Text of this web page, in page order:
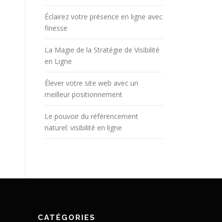
Éclairez votre présence en ligne avec
finesse
La Magie de la Stratégie de Visibilité
en Ligne
Élever votre site web avec un
meilleur positionnement
Le pouvoir du référencement
naturel: visibilité en ligne
CATÉGORIES